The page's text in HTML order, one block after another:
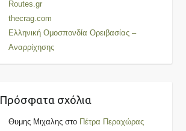
Routes.gr
thecrag.com
Ελληνική Ομοσπονδία Ορειβασίας –
Αναρρίχησης
Πρόσφατα σχόλια
Θυμης Μιχαληςστο Πέτρα Περαχώρας